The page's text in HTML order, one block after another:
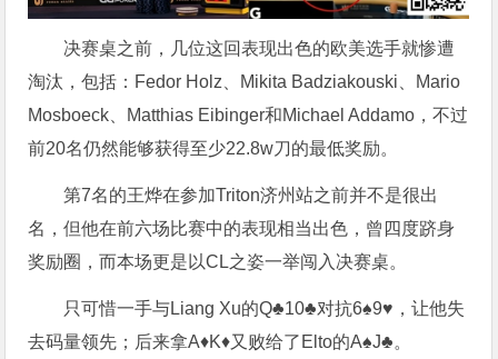
决赛桌之前，几位这回表现出色的欧美选手就惨遭
淘汰，包括：Fedor Holz、Mikita Badziakouski、Mario
Mosboeck、Matthias Eibinger和Michael Addamo，不过
前20名仍然能够获得至少22.8w刀的最低奖励。
第7名的王烨在参加Triton济州站之前并不是很出
名，但他在前六场比赛中的表现相当出色，曾四度跻身
奖励圈，而本场更是以CL之姿一举闯入决赛桌。
只可惜一手与Liang Xu的Q♣10♣对抗6♠9♥，让他失
去码量领先；后来拿A♦K♦又败给了Elto的A♠J♣。